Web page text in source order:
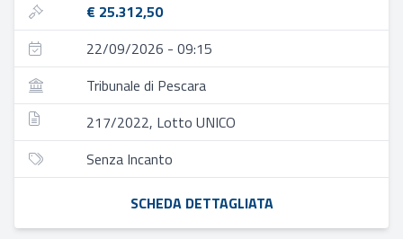
€ 25.312,50
22/09/2026 - 09:15
Tribunale di Pescara
217/2022, Lotto UNICO
Senza Incanto
SCHEDA DETTAGLIATA